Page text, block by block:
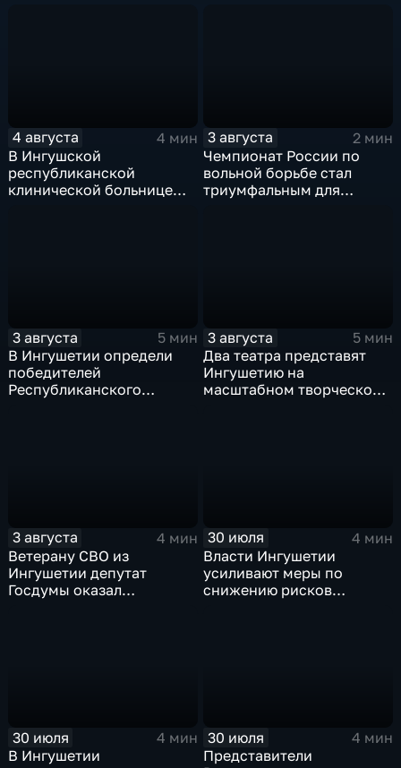
4 августа
4 мин
В Ингушской
республиканской
клинической больнице
3 августа
2 мин
Чемпионат России по
вольной борьбе стал
триумфальным для
3 августа
5 мин
В Ингушетии определи
победителей
Республиканского
3 августа
5 мин
Два театра представят
Ингушетию на
масштабном творческом
3 августа
4 мин
Ветерану СВО из
Ингушетии депутат
Госдумы оказал
30 июля
4 мин
Власти Ингушетии
усиливают меры по
снижению рисков
30 июля
4 мин
В Ингушетии
30 июля
4 мин
Представители